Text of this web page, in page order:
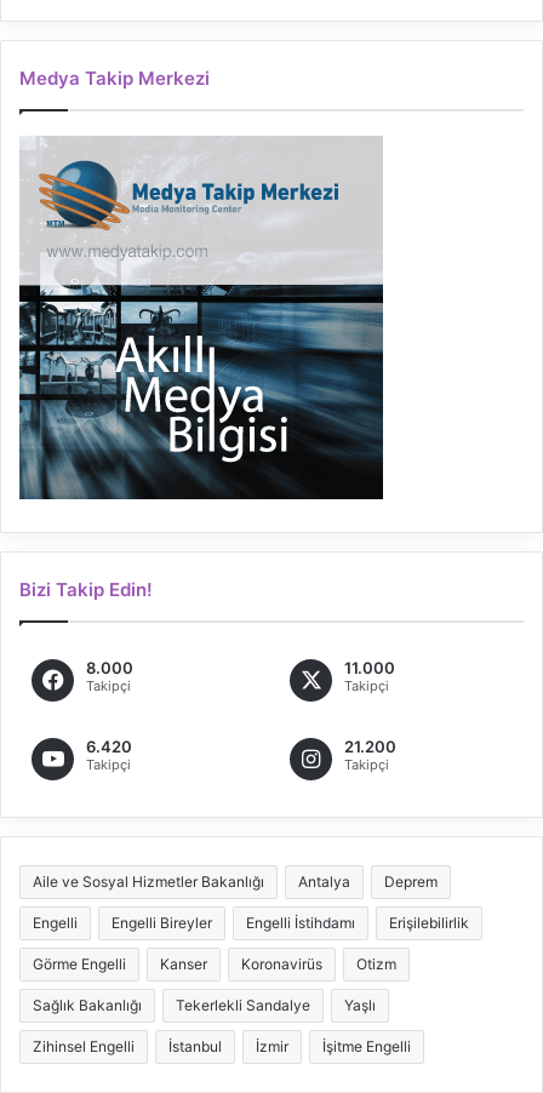
Medya Takip Merkezi
Bizi Takip Edin!
8.000
Takipçi
11.000
Takipçi
6.420
Takipçi
21.200
Takipçi
Aile ve Sosyal Hizmetler Bakanlığı Antalya Deprem
Engelli Engelli Bireyler Engelli İstihdamı Erişilebilirlik
Görme Engelli Kanser Koronavirüs Otizm
Sağlık Bakanlığı Tekerlekli Sandalye Yaşlı
Zihinsel Engelli İstanbul İzmir İşitme Engelli